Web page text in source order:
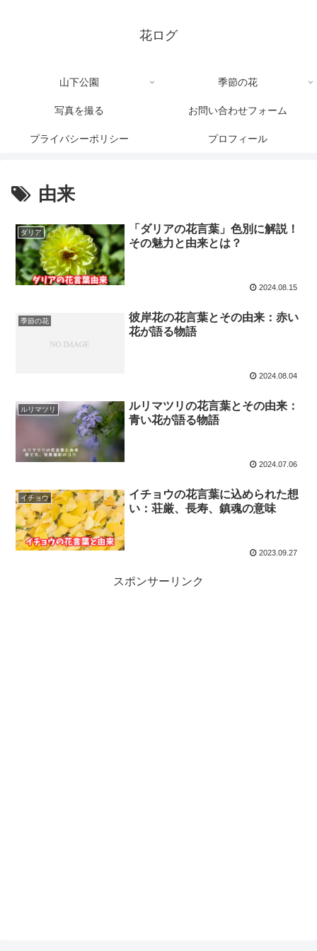
花ログ
山下公園 季節の花
写真を撮る お問い合わせフォーム
プライバシーポリシー プロフィール
由来
ダリア
「ダリアの花言葉」色別に解説！
その魅力と由来とは？
2024.08.15
季節の花
彼岸花の花言葉とその由来：赤い
花が語る物語
2024.08.04
ルリマツリ
ルリマツリの花言葉とその由来：
青い花が語る物語
2024.07.06
イチョウ
イチョウの花言葉に込められた想
い：荘厳、長寿、鎮魂の意味
2023.09.27
スポンサーリンク